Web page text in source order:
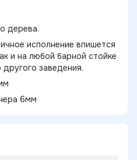
дерева.
исполнение впишется
и на любой барной стойке
заведения.
6мм